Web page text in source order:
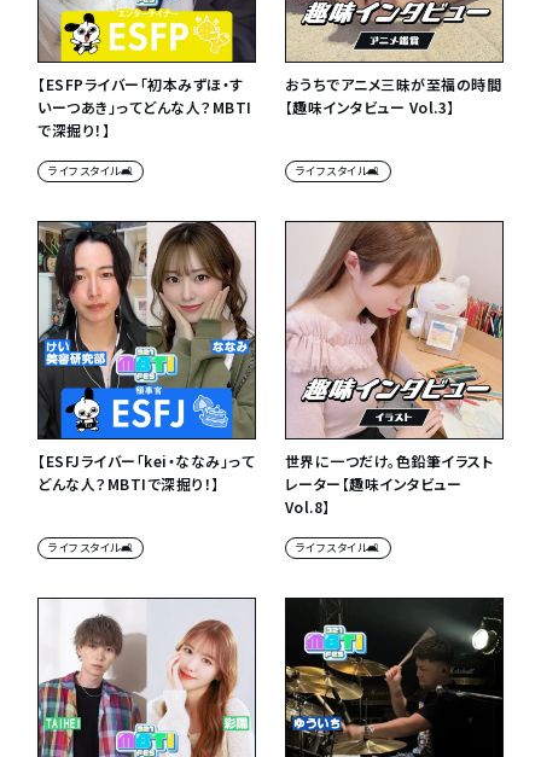
【ESFPライバー「初本みずほ・す
いーつあき」ってどんな人？MBTI
で深掘り！】
ライフスタイル🛋
おうちでアニメ三昧が至福の時間
【趣味インタビュー Vol.3】
ライフスタイル🛋
【ESFJライバー「kei・ななみ」って
どんな人？MBTIで深掘り！】
ライフスタイル🛋
世界に一つだけ。色鉛筆イラスト
レーター【趣味インタビュー
Vol.8】
ライフスタイル🛋